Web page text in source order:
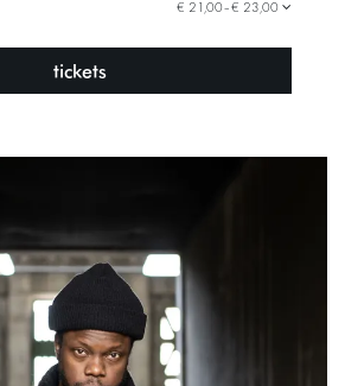
€ 21,00–€ 23,00
tickets